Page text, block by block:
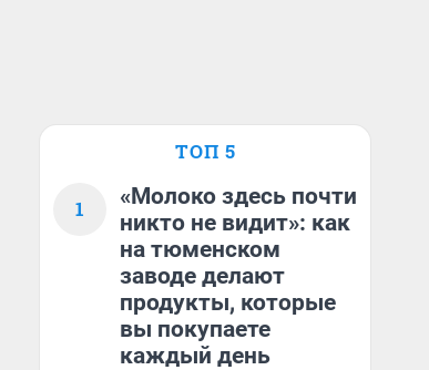
ТОП 5
1
«Молоко здесь почти
никто не видит»: как
на тюменском
заводе делают
продукты, которые
вы покупаете
каждый день